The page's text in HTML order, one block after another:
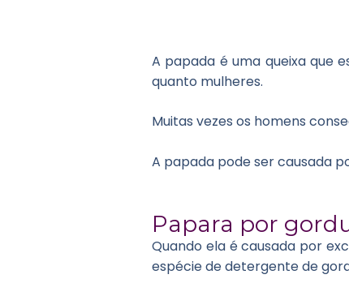
A papada é uma queixa que
quanto mulheres.
Muitas vezes os homens
A papada pode ser causada
Papara por
Quando ela é causada por
espécie de detergente de